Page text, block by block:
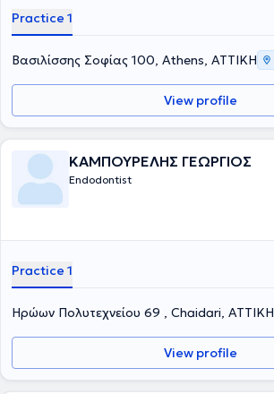
Practice 1
Βασιλίσσης Σοφίας 100, Athens, ΑΤΤΙΚΗ
View profile
ΚΑΜΠΟΥΡΕΛΗΣ ΓΕΩΡΓΙΟΣ
Endodontist
Practice 1
Ηρώων Πολυτεχνείου 69 , Chaidari, ΑΤΤΙΚΗ
View profile